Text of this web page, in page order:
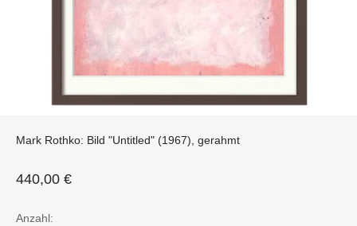
Mark Rothko: Bild "Untitled" (1967), gerahmt
Angebot
440,00 €
Anzahl: